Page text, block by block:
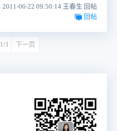
2011-06-22 09:50:14 王春生 回帖
回帖
1/1 下一页